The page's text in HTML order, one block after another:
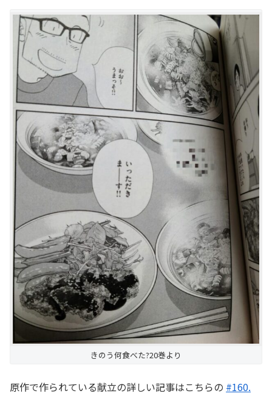
きのう何食べた?20巻より
原作で作られている献立の詳しい記事はこちらの #160.